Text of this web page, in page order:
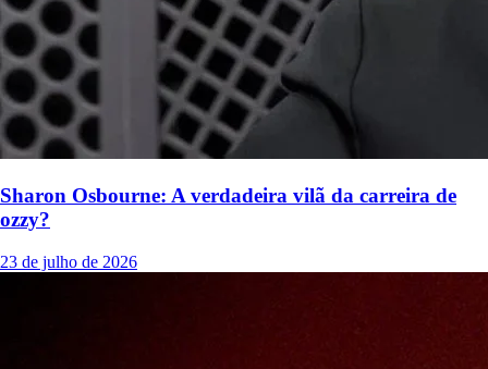
Sharon Osbourne: A verdadeira vilã da carreira de
ozzy?
23 de julho de 2026